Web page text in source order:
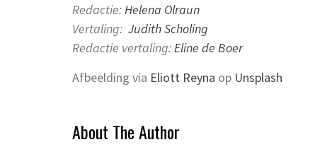
Redactie:Helena Olraun
Vertaling: Judith Scholing
Redactie vertaling:Eline de Boer
Afbeelding via Eliott Reyna op Unsplash
About The Author